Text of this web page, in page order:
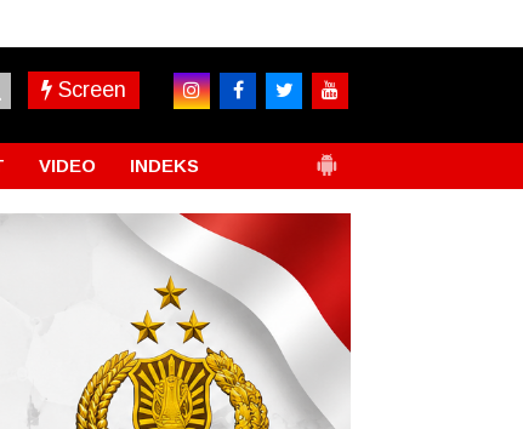
Screen
VIDEO INDEKS